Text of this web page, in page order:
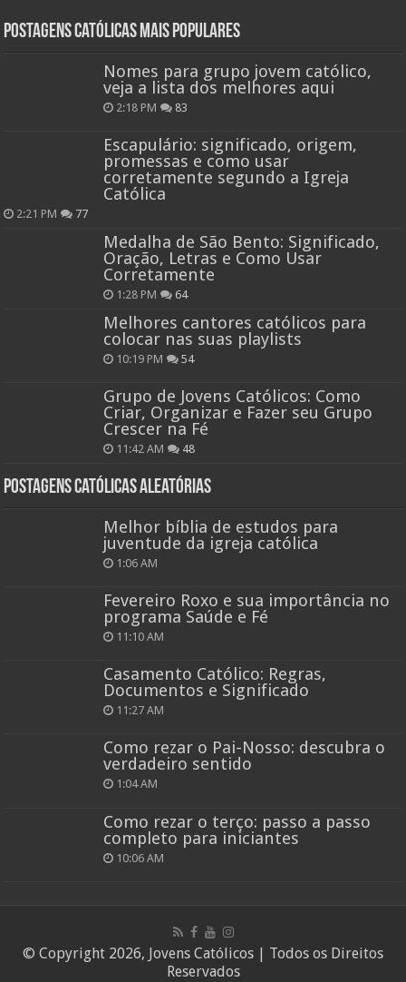
Postagens católicas mais Populares
Nomes para grupo jovem católico,
veja a lista dos melhores aqui
2:18 PM 83
Escapulário: significado, origem,
promessas e como usar
corretamente segundo a Igreja
Católica
2:21 PM 77
Medalha de São Bento: Significado,
Oração, Letras e Como Usar
Corretamente
1:28 PM 64
Melhores cantores católicos para
colocar nas suas playlists
10:19 PM 54
Grupo de Jovens Católicos: Como
Criar, Organizar e Fazer seu Grupo
Crescer na Fé
11:42 AM 48
Postagens católicas aleatórias
Melhor bíblia de estudos para
juventude da igreja católica
1:06 AM
Fevereiro Roxo e sua importância no
programa Saúde e Fé
11:10 AM
Casamento Católico: Regras,
Documentos e Significado
11:27 AM
Como rezar o Pai-Nosso: descubra o
verdadeiro sentido
1:04 AM
Como rezar o terço: passo a passo
completo para iniciantes
10:06 AM
© Copyright 2026, Jovens Católicos | Todos os Direitos
Reservados